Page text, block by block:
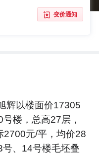
变价通知
辉以楼面价17305
楼，总高27层，
2700元/平，均价28
、14号楼毛坯叠